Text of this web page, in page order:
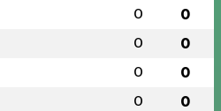
0 0
0 0
0 0
0 0